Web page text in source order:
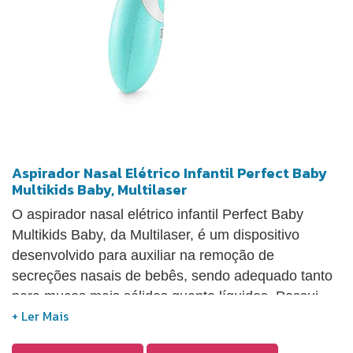
Aspirador Nasal Elétrico Infantil Perfect Baby
Multikids Baby, Multilaser
O aspirador nasal elétrico infantil Perfect Baby
Multikids Baby, da Multilaser, é um dispositivo
desenvolvido para auxiliar na remoção de
secreções nasais de bebês, sendo adequado tanto
para mucos mais sólidos quanto líquidos. Possui
design ergonômico que permite o uso com apenas